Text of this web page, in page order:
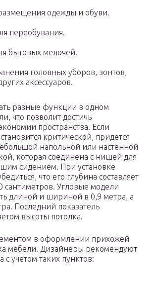
одежды и обуви.
переобувания.
бытовых мелочей.
головных уборов, зонтов,
аксессуаров.
разные функции в одном
что позволит достичь
пространства. Если
критической, придется
напольной или настенной
которая соединена с нишей для
сидением. При установке
что его глубина составляет
сантиметров. Угловые модели
длиной и шириной в 0,9 метра, а
Последний показатель
высоты потолка.
в оформлении прихожей
мебели. Дизайнеры рекомендуют
с учетом таких пунктов: